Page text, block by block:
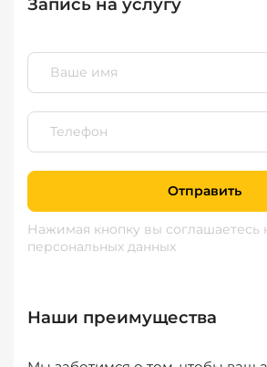
Отправить
Нажимая кнопку вы соглашаетесь
персональных данных
Наши преимущества